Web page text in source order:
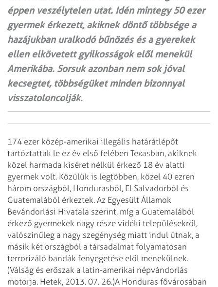
éppen veszélytelen utat. Idén mintegy 50 ezer
gyermek érkezett, akiknek döntő többsége a
hazájukban uralkodó bűnözés és a gyerekek
ellen elkövetett gyilkosságok elől menekül
Amerikába. Sorsuk azonban nem sok jóval
kecsegtet, többségüket minden bizonnyal
visszatoloncolják.
174 ezer közép-amerikai illegális határátlépőt
tartóztattak le ez év első felében Texasban, akiknek
közel harmada kíséret nélkül érkező 18 év alatti
gyermek volt. Közülük is legtöbben, közel 40 ezren
három országból, Hondurasból, El Salvadorból és
Guatemalából érkeztek. Az Egyesült Államok
Bevándorlási Hivatala szerint, míg a Guatemalából
érkező gyermekek nagy része vidéki településekről,
valószínűleg a nagy szegénység miatt indul útnak, a
másik két országból a társadalmat folyamatosan
terrorizáló bandák fenyegetése elől menekülnek.
(Válság és erőszak a latin-amerikai népvándorlás
motorja. Hetek, 2013. 07. 26.)A Honduras fővárosában